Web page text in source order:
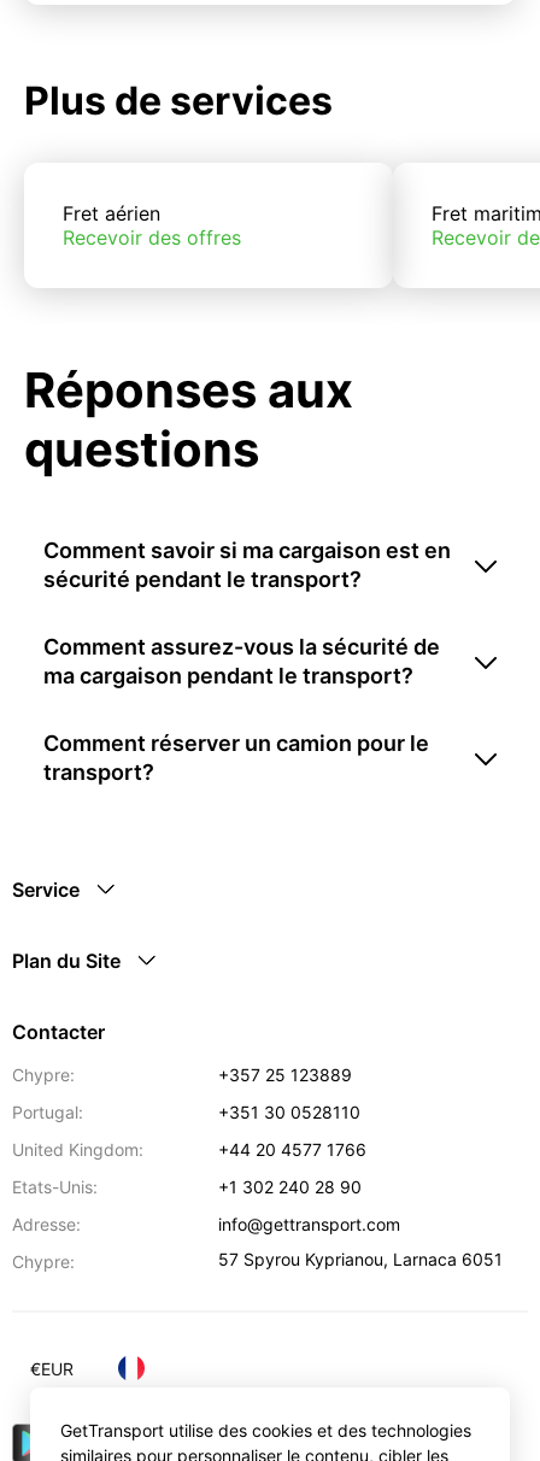
Plus de services
Fret aérien
Recevoir des offres
Fret
Recevoir
Réponses aux
questions
Comment savoir si ma cargaison est en
sécurité pendant le transport?
Comment assurez-vous la sécurité de
ma cargaison pendant le transport?
Comment réserver un camion pour le
transport?
Service
Plan du Site
Contacter
Chypre:
+357 25 123889
Portugal:
+351 30 0528110
United Kingdom:
+44 20 4577 1766
Etats-Unis:
+1 302 240 28 90
Adresse:
info@gettransport.com
Chypre:
57 Spyrou Kyprianou, Larnaca 6051
€EUR
GetTransport utilise des cookies et des technologies
similaires pour personnaliser le contenu, cibler les